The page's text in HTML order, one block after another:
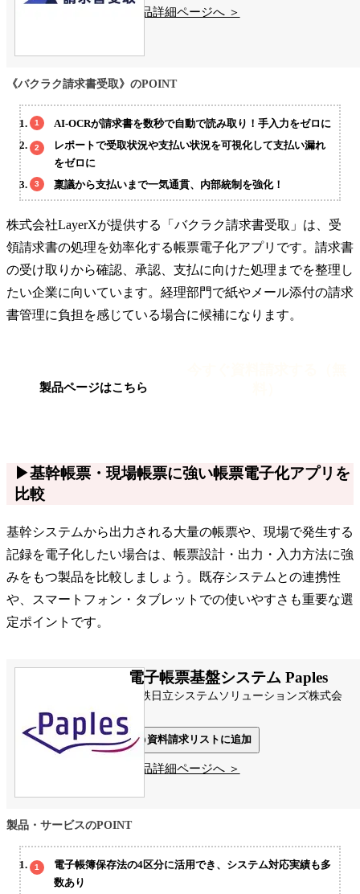
製品詳細ページへ ＞
《バクラク請求書受取》のPOINT
AI-OCRが請求書を数秒で自動で読み取り！手入力をゼロに
レポートで受取状況や支払い状況を可視化して支払い漏れ
をゼロに
稟議から支払いまで一気通貫、内部統制を強化！
株式会社LayerXが提供する「バクラク請求書受取」は、受
領請求書の処理を効率化する帳票電子化アプリです。請求書
の受け取りから確認、承認、支払に向けた処理までを整理し
たい企業に向いています。経理部門で紙やメール添付の請求
書管理に負担を感じている場合に候補になります。
製品ページはこちら
▶基幹帳票・現場帳票に強い帳票電子化アプリを
比較
基幹システムから出力される大量の帳票や、現場で発生する
記録を電子化したい場合は、帳票設計・出力・入力方法に強
みをもつ製品を比較しましょう。既存システムとの連携性
や、スマートフォン・タブレットでの使いやすさも重要な選
定ポイントです。
電子帳票基盤システム Paples
日鉄日立システムソリューションズ株式会
資料請求リストに追加
製品詳細ページへ ＞
製品・サービスのPOINT
電子帳簿保存法の4区分に活用でき、システム対応実績も多
数あり